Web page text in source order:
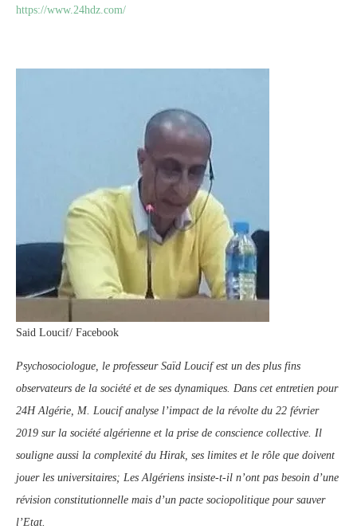
https://www.24hdz.com/
Said Loucif/ Facebook
Psychosociologue, le professeur Saïd Loucif est un des plus fins
observateurs de la société et de ses dynamiques. Dans cet entretien pour
24H Algérie, M. Loucif analyse l’impact de la révolte du 22 février
2019 sur la société algérienne et la prise de conscience collective. Il
souligne aussi la complexité du Hirak, ses limites et le rôle que doivent
jouer les universitaires; Les Algériens insiste-t-il n’ont pas besoin d’une
révision constitutionnelle mais d’un pacte sociopolitique pour sauver
l’Etat.